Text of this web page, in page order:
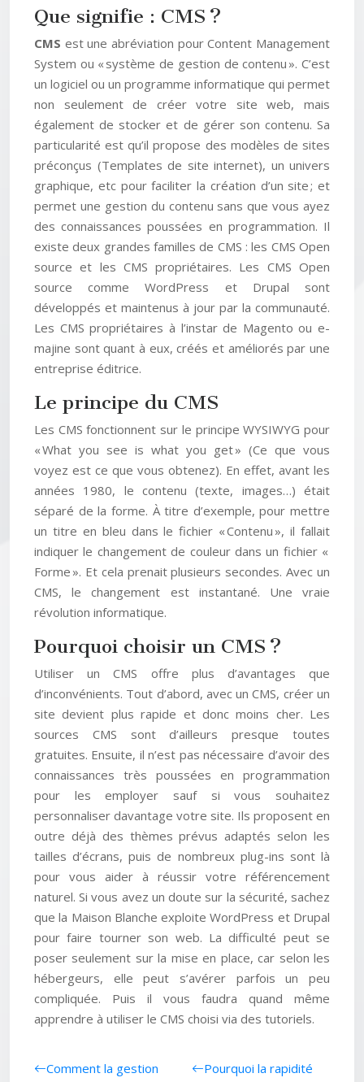
Que signifie : CMS ?
CMS est une abréviation pour Content Management
System ou « système de gestion de contenu ». C’est
un logiciel ou un programme informatique qui permet
non seulement de créer votre site web, mais
également de stocker et de gérer son contenu. Sa
particularité est qu’il propose des modèles de sites
préconçus (Templates de site internet), un univers
graphique, etc pour faciliter la création d’un site ; et
permet une gestion du contenu sans que vous ayez
des connaissances poussées en programmation. Il
existe deux grandes familles de CMS : les CMS Open
source et les CMS propriétaires. Les CMS Open
source comme WordPress et Drupal sont
développés et maintenus à jour par la communauté.
Les CMS propriétaires à l’instar de Magento ou e-
majine sont quant à eux, créés et améliorés par une
entreprise éditrice.
Le principe du CMS
Les CMS fonctionnent sur le principe WYSIWYG pour
« What you see is what you get » (Ce que vous
voyez est ce que vous obtenez). En effet, avant les
années 1980, le contenu (texte, images…) était
séparé de la forme. À titre d’exemple, pour mettre
un titre en bleu dans le fichier « Contenu », il fallait
indiquer le changement de couleur dans un fichier «
Forme ». Et cela prenait plusieurs secondes. Avec un
CMS, le changement est instantané. Une vraie
révolution informatique.
Pourquoi choisir un CMS ?
Utiliser un CMS offre plus d’avantages que
d’inconvénients. Tout d’abord, avec un CMS, créer un
site devient plus rapide et donc moins cher. Les
sources CMS sont d’ailleurs presque toutes
gratuites. Ensuite, il n’est pas nécessaire d’avoir des
connaissances très poussées en programmation
pour les employer sauf si vous souhaitez
personnaliser davantage votre site. Ils proposent en
outre déjà des thèmes prévus adaptés selon les
tailles d’écrans, puis de nombreux plug-ins sont là
pour vous aider à réussir votre référencement
naturel. Si vous avez un doute sur la sécurité, sachez
que la Maison Blanche exploite WordPress et Drupal
pour faire tourner son web. La difficulté peut se
poser seulement sur la mise en place, car selon les
hébergeurs, elle peut s’avérer parfois un peu
compliquée. Puis il vous faudra quand même
apprendre à utiliser le CMS choisi via des tutoriels.
Comment la gestion
Pourquoi la rapidité